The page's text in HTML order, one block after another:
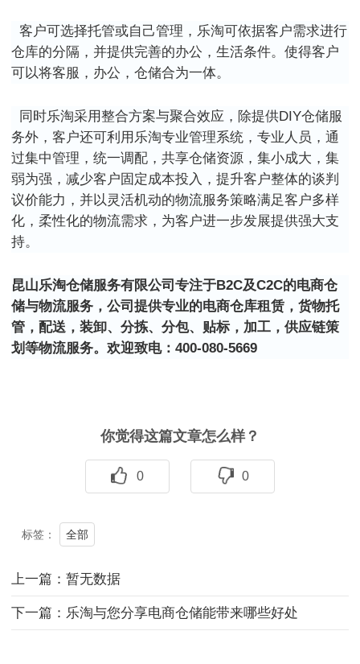
客户可选择托管或自己管理，乐淘可依据客户需求进行
仓库的分隔，并提供完善的办公，生活条件。使得客户
可以将客服，办公，仓储合为一体。
同时乐淘采用整合方案与聚合效应，除提供DIY仓储服
务外，客户还可利用乐淘专业管理系统，专业人员，通
过集中管理，统一调配，共享仓储资源，集小成大，集
弱为强，减少客户固定成本投入，提升客户整体的谈判
议价能力，并以灵活机动的物流服务策略满足客户多样
化，柔性化的物流需求，为客户进一步发展提供强大支
持。
昆山乐淘仓储服务有限公司专注于B2C及C2C的电商仓
储与物流服务，公司提供专业的电商仓库租赁，货物托
管，配送，装卸、分拣、分包、贴标，加工，供应链策
划等物流服务。 欢迎致电： 400-080-5669
你觉得这篇文章怎么样？
0 0
标签： 全部
上一篇：暂无数据
下一篇：乐淘与您分享电商仓储能带来哪些好处